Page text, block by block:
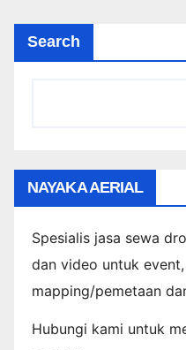
Search
NAYAKA AERIAL
Spesialis jasa sewa
dan video untuk
mapping/pemetaan
Hubungi kami untuk